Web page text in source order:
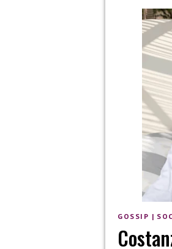
GOSSIP |